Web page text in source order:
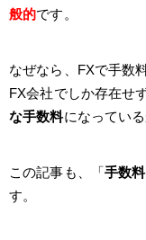
般的です。
なぜなら、FXで手数
FX会社でしか存在せ
な手数料になっている
この記事も、「手数
す。